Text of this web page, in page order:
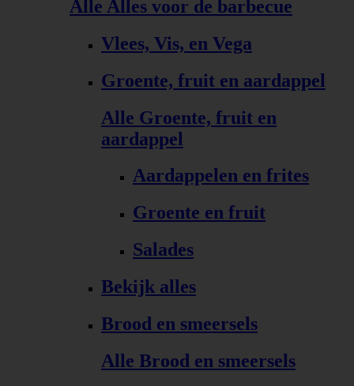
Alle Alles voor de barbecue
Vlees, Vis, en Vega
Groente, fruit en aardappel
Alle Groente, fruit en
aardappel
Aardappelen en frites
Groente en fruit
Salades
Bekijk alles
Brood en smeersels
Alle Brood en smeersels